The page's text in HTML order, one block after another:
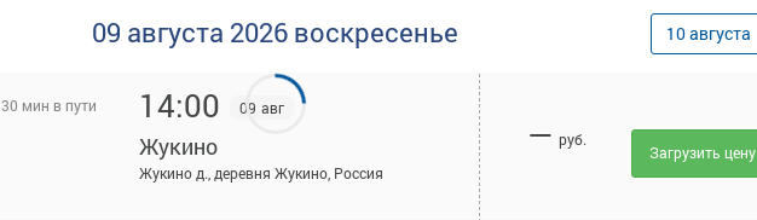
09 августа 2026 воскресенье 10августа
30 мин в пути 14:00 09 авг
Жукино
Жукино д., деревня Жукино, Россия
— руб.
Загрузить цену